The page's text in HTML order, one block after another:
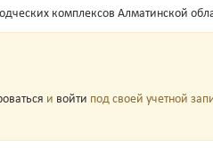
комплексов Алматинской
и войти под своей учетной